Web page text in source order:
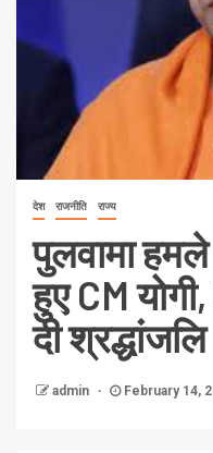
देश राजनीति राज्य
पुलवामा
हुए CM
दी श्रद्धांजलि
admin February 14,